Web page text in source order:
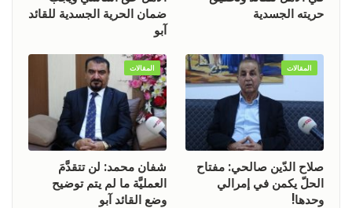
حريته الجسدية
ضمان الحرية الجسدية للقائد
آبو
المقالات
صلاح الدّين صالحي: مفتاح
الحلّ يكمن في إمرالي
وحدها!
المقالات
شفان محمد: لن تتقدَّمَ
العمليَّة ما لم يتم توضيح
وضع القائد آبو